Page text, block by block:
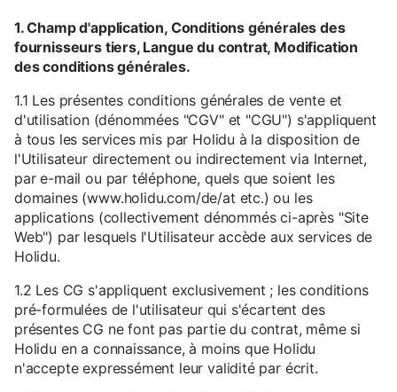
1. Champ d'application, Conditions générales des
fournisseurs tiers, Langue du contrat, Modification
des conditions générales.
1.1 Les présentes conditions générales de vente et
d'utilisation (dénommées "CGV" et "CGU") s'appliquent
à tous les services mis par Holidu à la disposition de
l'Utilisateur directement ou indirectement via Internet,
par e-mail ou par téléphone, quels que soient les
domaines (www.holidu.com/de/at etc.) ou les
applications (collectivement dénommés ci-après "Site
Web") par lesquels l'Utilisateur accède aux services de
Holidu.
1.2 Les CG s'appliquent exclusivement ; les conditions
pré-formulées de l'utilisateur qui s'écartent des
présentes CG ne font pas partie du contrat, même si
Holidu en a connaissance, à moins que Holidu
n'accepte expressément leur validité par écrit.